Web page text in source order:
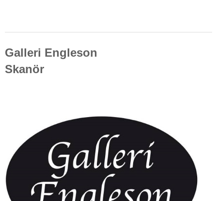
Galleri Engleson
Skanör